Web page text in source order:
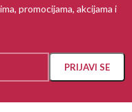
promocijama, akcijama i